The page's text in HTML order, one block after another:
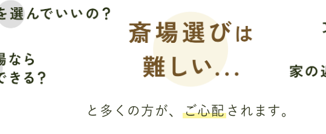
と多くの方が、 ご心配 されます。